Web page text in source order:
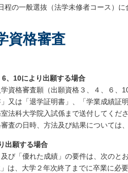
程の一般選抜（法学未修者コース）
資格審査
、10により出願する場合
資格審査願（出願資格３、４、６、
又は「退学証明書」、「学業成績証
法科大学院入試係まで送付してくだ
査の日時、方法及び結果については
出願する場合
及び「優れた成績」の要件は、次のと
は、大学２年次終了までに卒業に必